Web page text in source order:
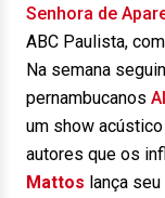
Senhora de
ABC Paulista,
Na semana
pernambucanos
um show
autores que os
Mattos lança